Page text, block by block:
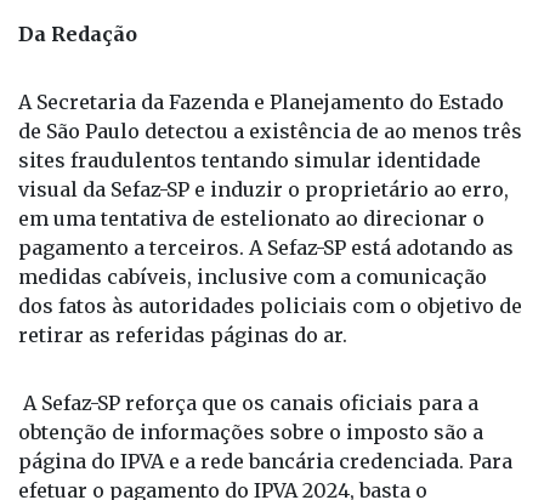
Da Redação
A Secretaria da Fazenda e Planejamento do Estado
de São Paulo detectou a existência de ao menos três
sites fraudulentos tentando simular identidade
visual da Sefaz-SP e induzir o proprietário ao erro,
em uma tentativa de estelionato ao direcionar o
pagamento a terceiros. A Sefaz-SP está adotando as
medidas cabíveis, inclusive com a comunicação
dos fatos às autoridades policiais com o objetivo de
retirar as referidas páginas do ar.
A Sefaz-SP reforça que os canais oficiais para a
obtenção de informações sobre o imposto são a
página do IPVA e a rede bancária credenciada. Para
efetuar o pagamento do IPVA 2024, basta o